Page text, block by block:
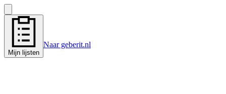
Mijn lijsten
Naar geberit.nl